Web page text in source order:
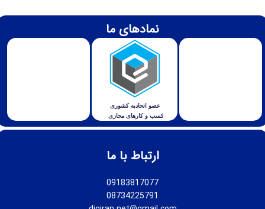
ارتباط با ما
09183817077
08734225791
نمادهای ما